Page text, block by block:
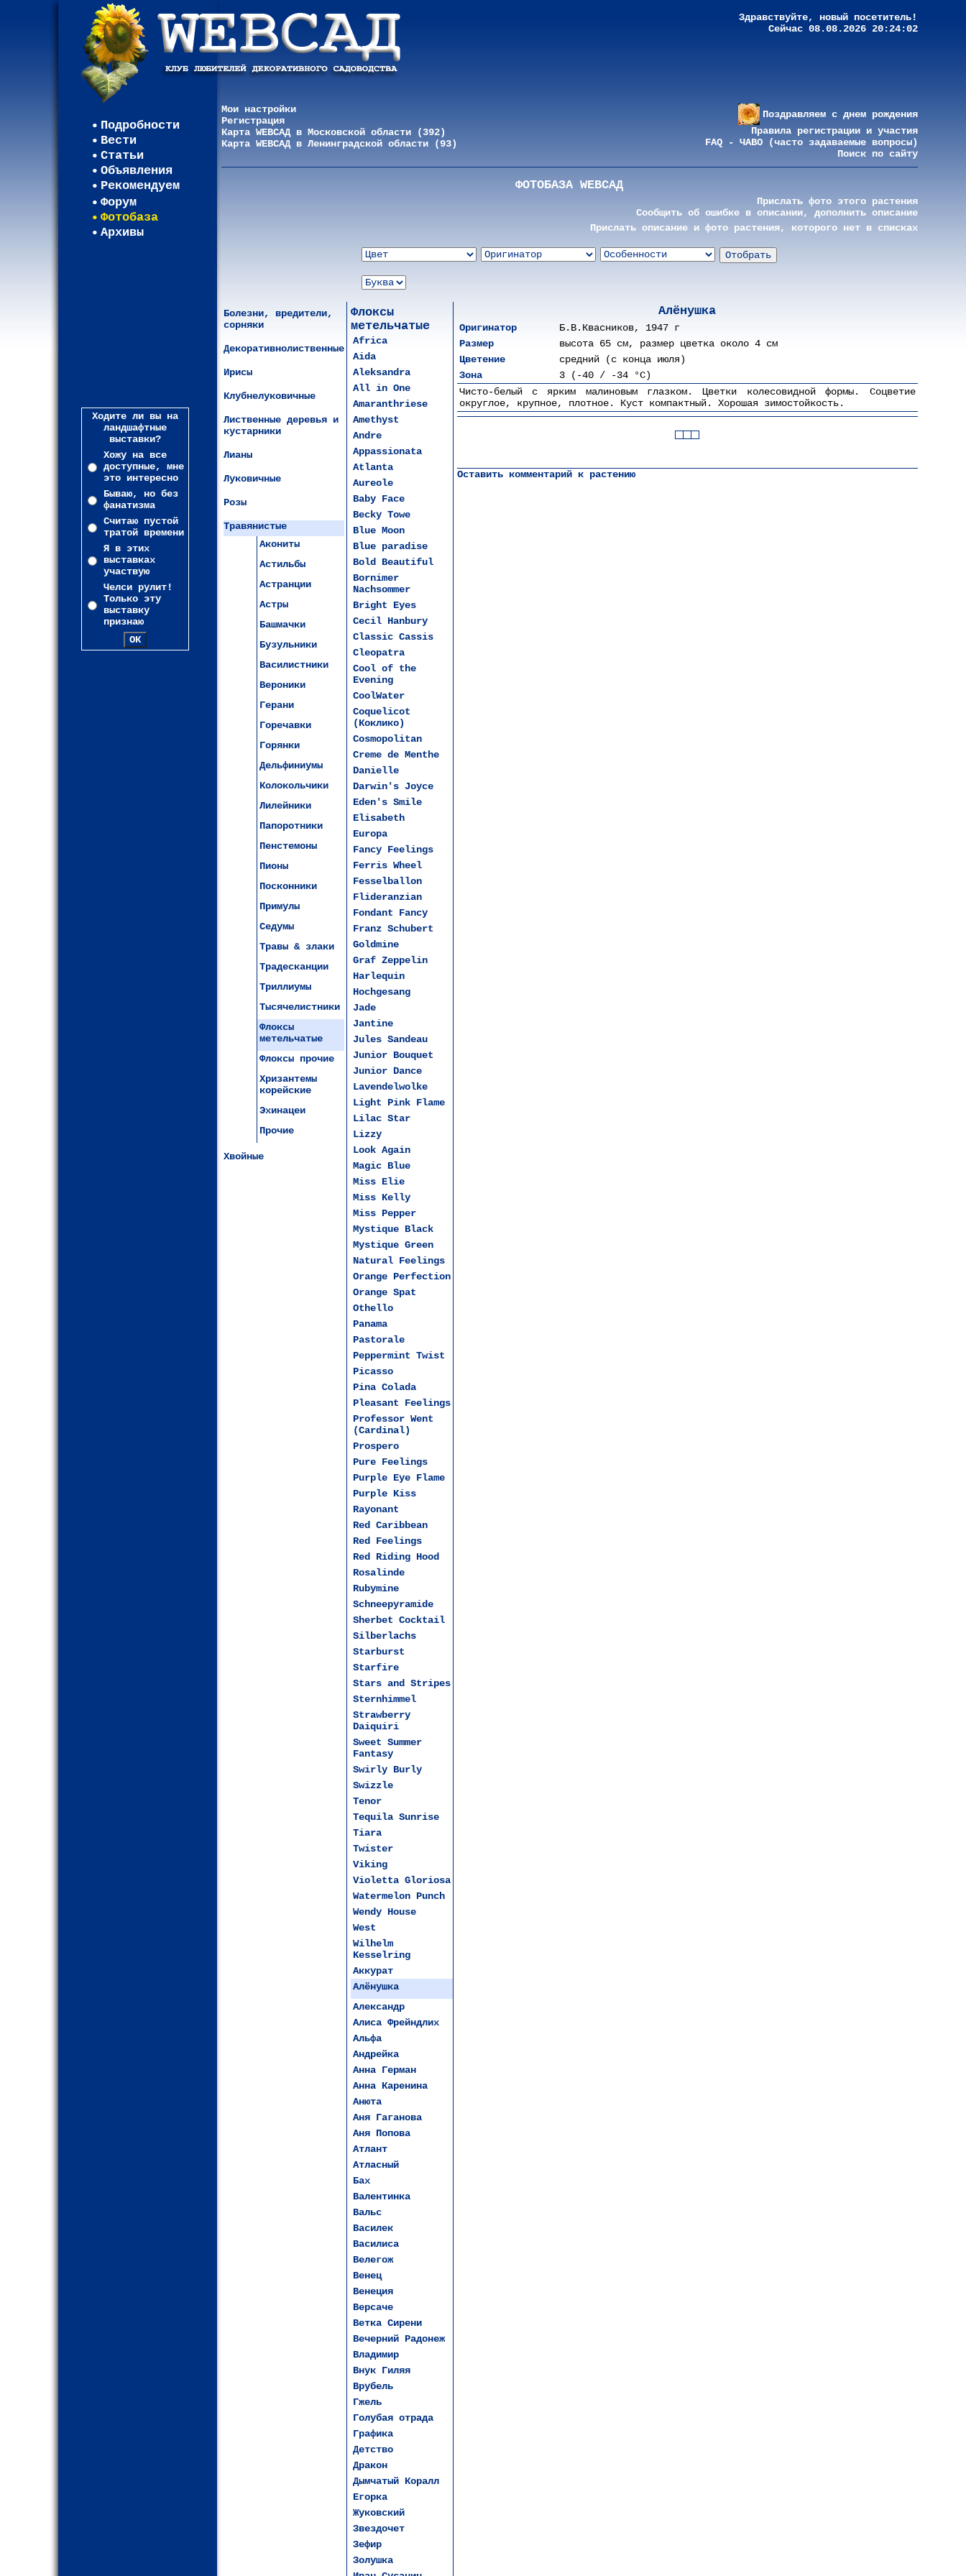
Здравствуйте, новый посетитель!
Сейчас 08.08.2026 20:24:02
Подробности
Вести
Статьи
Объявления
Рекомендуем
Форум
Фотобаза
Архивы
Ходите ли вы на
ландшафтные
выставки?
Хожу на все
доступные, мне
это интересно
Бываю, но без
фанатизма
Считаю пустой
тратой времени
Я в этих
выставках
участвую
Челси рулит!
Только эту
выставку
признаю
Мои настройки
Регистрация
Карта WEBСАД в Московской области (392)
Карта WEBСАД в Ленинградской области (93)
Поздравляем с днем рождения
Правила регистрации и участия
FAQ - ЧАВО (часто задаваемые вопросы)
Поиск по сайту
ФОТОБАЗА WEBСАД
Прислать фото этого растения
Сообщить об ошибке в описании, дополнить описание
Прислать описание и фото растения, которого нет в списках
Болезни, вредители,
сорняки
Декоративнолиственные
Ирисы
Клубнелуковичные
Лиственные деревья и
кустарники
Лианы
Луковичные
Розы
Травянистые
Акониты
Астильбы
Астранции
Астры
Башмачки
Бузульники
Василистники
Вероники
Герани
Горечавки
Горянки
Дельфиниумы
Колокольчики
Лилейники
Папоротники
Пенстемоны
Пионы
Посконники
Примулы
Седумы
Травы & злаки
Традесканции
Триллиумы
Тысячелистники
Флоксы
метельчатые
Флоксы прочие
Хризантемы
корейские
Эхинацеи
Прочие
Хвойные
Флоксы
метельчатые
Africa
Aida
Aleksandra
All in One
Amaranthriese
Amethyst
Andre
Appassionata
Atlanta
Aureole
Baby Face
Becky Towe
Blue Moon
Blue paradise
Bold Beautiful
Bornimer
Nachsommer
Bright Eyes
Cecil Hanbury
Classic Cassis
Cleopatra
Cool of the
Evening
CoolWater
Coquelicot
(Коклико)
Cosmopolitan
Creme de Menthe
Danielle
Darwin's Joyce
Eden's Smile
Elisabeth
Europa
Fancy Feelings
Ferris Wheel
Fesselballon
Flideranzian
Fondant Fancy
Franz Schubert
Goldmine
Graf Zeppelin
Harlequin
Hochgesang
Jade
Jantine
Jules Sandeau
Junior Bouquet
Junior Dance
Lavendelwolke
Light Pink Flame
Lilac Star
Lizzy
Look Again
Magic Blue
Miss Elie
Miss Kelly
Miss Pepper
Mystique Black
Mystique Green
Natural Feelings
Orange Perfection
Orange Spat
Othello
Panama
Pastorale
Peppermint Twist
Picasso
Pina Colada
Pleasant Feelings
Professor Went
(Cardinal)
Prospero
Pure Feelings
Purple Eye Flame
Purple Kiss
Rayonant
Red Caribbean
Red Feelings
Red Riding Hood
Rosalinde
Rubymine
Schneepyramide
Sherbet Cocktail
Silberlachs
Starburst
Starfire
Stars and Stripes
Sternhimmel
Strawberry
Daiquiri
Sweet Summer
Fantasy
Swirly Burly
Swizzle
Tenor
Tequila Sunrise
Tiara
Twister
Viking
Violetta Gloriosa
Watermelon Punch
Wendy House
West
Wilhelm
Kesselring
Аккурат
Алёнушка
Александр
Алиса Фрейндлих
Альфа
Андрейка
Анна Герман
Анна Каренина
Анюта
Аня Гаганова
Аня Попова
Атлант
Атласный
Бах
Валентинка
Вальс
Василек
Василиса
Велегож
Венец
Венеция
Версаче
Ветка Сирени
Вечерний Радонеж
Владимир
Внук Гиляя
Врубель
Гжель
Голубая отрада
Графика
Детство
Дракон
Дымчатый Коралл
Егорка
Жуковский
Звездочет
Зефир
Золушка
Алёнушка
Оригинатор
Б.В.Квасников, 1947 г
Размер
высота 65 см, размер цветка около 4 см
Цветение
средний (с конца июля)
Зона
3 (-40 / -34 °C)
Чисто-белый с ярким малиновым глазком. Цветки колесовидной формы. Соцветие
округлое, крупное, плотное. Куст компактный. Хорошая зимостойкость.
Оставить комментарий к растению